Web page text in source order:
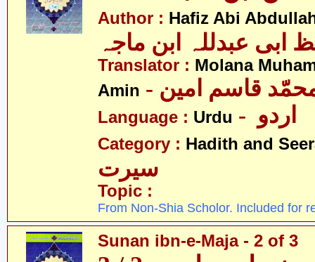
Author : Hafiz Abi
ابی عبدللہ ابن ماجہ
Translator : Molana
Amin
محمّد قاسم امین
Language : Urdu
Category : Hadith and
سیرت
Topic :
From Non-Shia Scholor. Included for
Sunan ibn-e-Maja - 2 of 3